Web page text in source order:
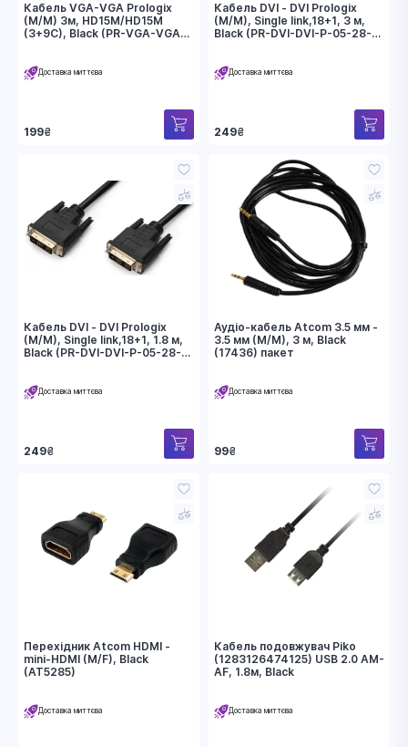
Кабель VGA-VGA Prologix
(M/M) 3м, HD15M/HD15M
(3+9С), Black (PR-VGA-VGA-
Доставка миттєва
199₴
Кабель DVI - DVI Prologix
(M/M), Single link,18+1, 3 м,
Black (PR-DVI-DVI-P-05-28-
Доставка миттєва
249₴
Кабель DVI - DVI Prologix
(M/M), Single link,18+1, 1.8 м,
Black (PR-DVI-DVI-P-05-28-
Доставка миттєва
249₴
Аудіо-кабель Atcom 3.5 мм -
3.5 мм (M/M), 3 м, Black
(17436) пакет
Доставка миттєва
99₴
Перехідник Atcom HDMI -
mini-HDMI (M/F), Black
(AT5285)
Доставка миттєва
Кабель подовжувач Piko
(1283126474125) USB 2.0 AM-
AF, 1.8м, Black
Доставка миттєва